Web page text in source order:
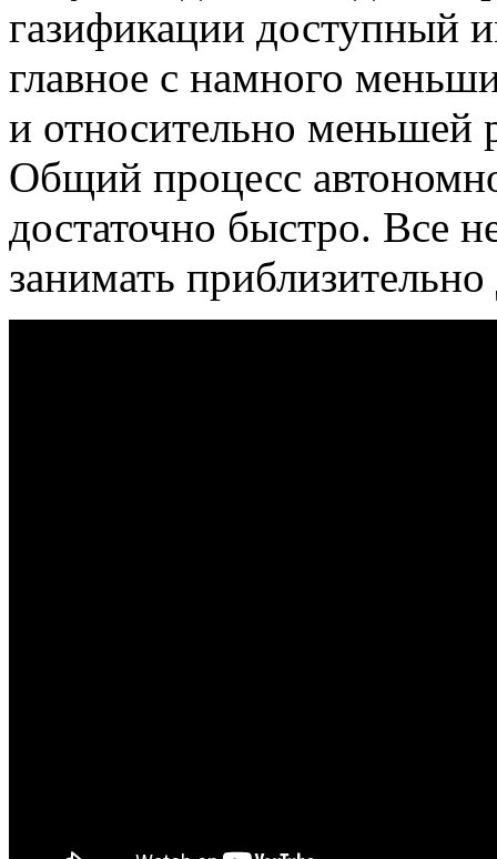
газификации доступный
главное с намного
и относительно меньшей
Общий процесс
достаточно быстро. Все
занимать